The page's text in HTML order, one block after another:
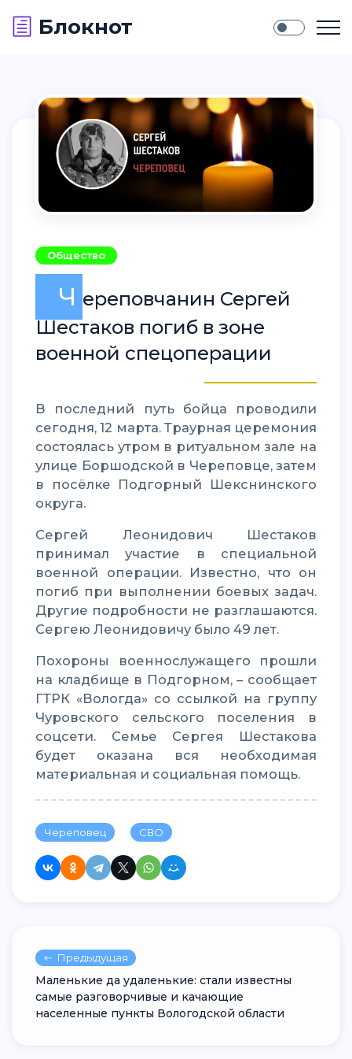
Блокнот
Общество
Ч ереповчанин Сергей
Шестаков погиб в зоне
военной спецоперации
В последний путь бойца проводили
сегодня, 12 марта. Траурная церемония
состоялась утром в ритуальном зале на
улице Боршодской в Череповце, затем
в посёлке Подгорный Шекснинского
округа.
Сергей Леонидович Шестаков
принимал участие в специальной
военной операции. Известно, что он
погиб при выполнении боевых задач.
Другие подробности не разглашаются.
Сергею Леонидовичу было 49 лет.
Похороны военнослужащего прошли
на кладбище в Подгорном, – сообщает
ГТРК «Вологда» со ссылкой на группу
Чуровского сельского поселения в
соцсети. Семье Сергея Шестакова
будет оказана вся необходимая
материальная и социальная помощь.
Череповец СВО
Предыдущая
Маленькие да удаленькие: стали известны
самые разговорчивые и качающие
населенные пункты Вологодской области